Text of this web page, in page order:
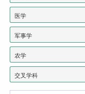
医学
军事学
农学
交叉学科